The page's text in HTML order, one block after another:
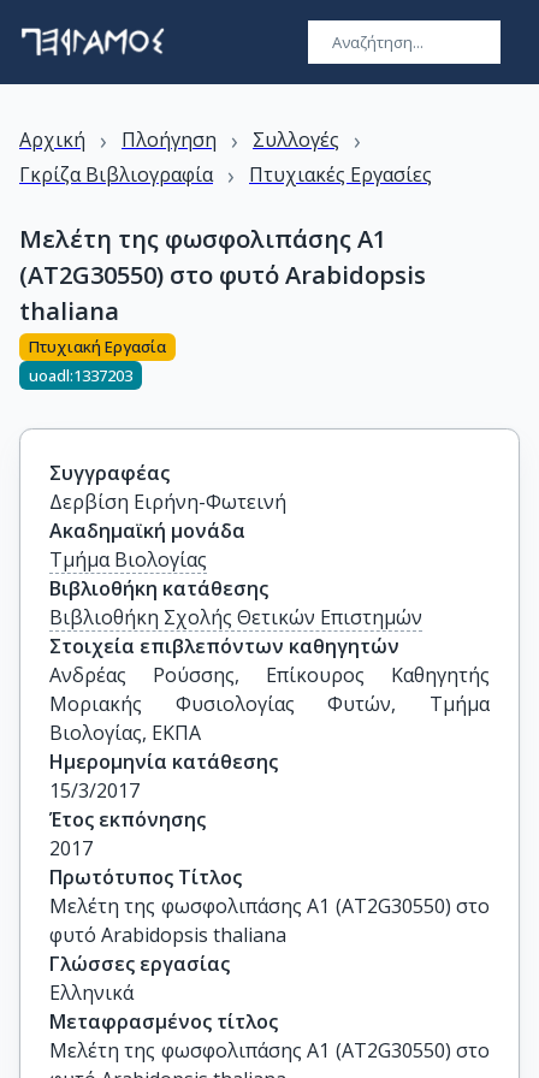
Αρχική › Πλοήγηση › Συλλογές ›
Γκρίζα Βιβλιογραφία › Πτυχιακές Εργασίες
Μελέτη της φωσφολιπάσης Α1
(AT2G30550) στο φυτό Arabidopsis
thaliana
Πτυχιακή Εργασία
uoadl:1337203
Συγγραφέας
Δερβίση Ειρήνη-Φωτεινή
Ακαδημαϊκή μονάδα
Τμήμα Βιολογίας
Βιβλιοθήκη κατάθεσης
Βιβλιοθήκη Σχολής Θετικών Επιστημών
Στοιχεία επιβλεπόντων καθηγητών
Ανδρέας Ρούσσης, Επίκουρος Καθηγητής
Μοριακής Φυσιολογίας Φυτών, Τμήμα
Βιολογίας, ΕΚΠΑ
Ημερομηνία κατάθεσης
15/3/2017
Έτος εκπόνησης
2017
Πρωτότυπος Τίτλος
Μελέτη της φωσφολιπάσης Α1 (AT2G30550) στο
φυτό Arabidopsis thaliana
Γλώσσες εργασίας
Ελληνικά
Μεταφρασμένος τίτλος
Μελέτη της φωσφολιπάσης Α1 (AT2G30550) στο